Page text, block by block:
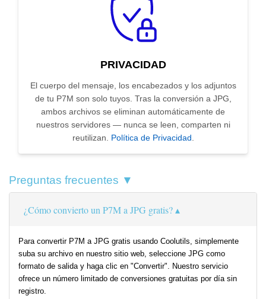
PRIVACIDAD
El cuerpo del mensaje, los encabezados y los adjuntos
de tu P7M son solo tuyos. Tras la conversión a JPG,
ambos archivos se eliminan automáticamente de
nuestros servidores — nunca se leen, comparten ni
reutilizan. Política de Privacidad
Preguntas frecuentes ▼
¿Cómo convierto un P7M a JPG gratis?
Para convertir P7M a JPG gratis usando Coolutils, simplemente
suba su archivo en nuestro sitio web, seleccione JPG como
formato de salida y haga clic en "Convertir". Nuestro servicio
ofrece un número limitado de conversiones gratuitas por día sin
registro.